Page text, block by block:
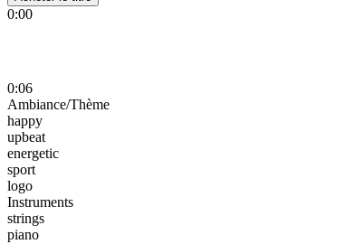
0:00
0:06
Ambiance/Thème
happy
upbeat
energetic
sport
logo
Instruments
strings
piano